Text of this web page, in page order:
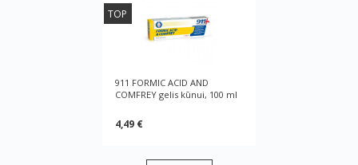
TOP
911 FORMIC ACID AND
COMFREY gelis kūnui, 100 ml
4,49 €